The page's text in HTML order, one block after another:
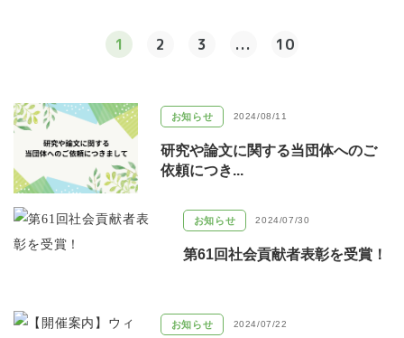
1 2 3 ... 10
お知らせ 2024/08/11
研究や論文に関する当団体へのご
依頼につき...
お知らせ 2024/07/30
第61回社会貢献者表彰を受賞！
お知らせ 2024/07/22